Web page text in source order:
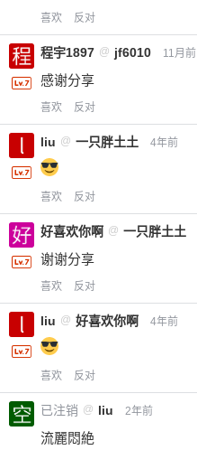
喜欢 反对
程宇1897 @ jf6010 11月前
感谢分享
喜欢 反对
liu @ 一只胖土土 4年前
喜欢 反对
好喜欢你啊 @ 一只胖土土
谢谢分享
喜欢 反对
liu @ 好喜欢你啊 4年前
喜欢 反对
已注销 @ liu 2年前
流麗悶絶